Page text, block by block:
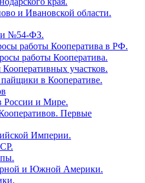
и Ивановской области.
№54-ФЗ.
работы Кооператива в РФ.
работы Кооператива.
участков.
в Кооперативе.
России и Мире.
Первые
Империи.
и Южной Америки.